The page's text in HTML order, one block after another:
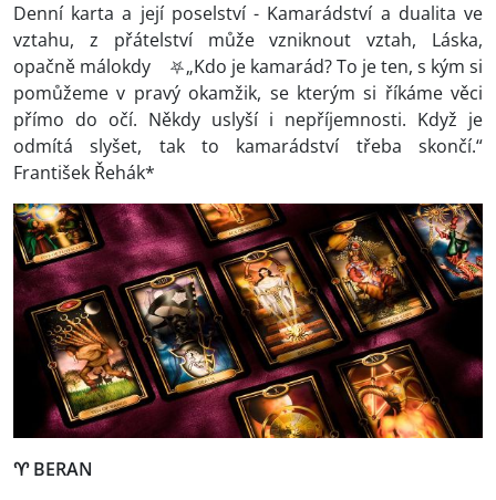
Denní karta a její poselství - Kamarádství a dualita ve
vztahu, z přátelství může vzniknout vztah, Láska,
opačně málokdy ⛧„Kdo je kamarád? To je ten, s kým si
pomůžeme v pravý okamžik, se kterým si říkáme věci
přímo do očí. Někdy uslyší i nepříjemnosti. Když je
odmítá slyšet, tak to kamarádství třeba skončí.“
František Řehák*
♈BERAN